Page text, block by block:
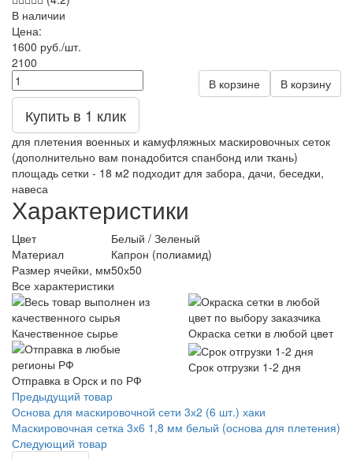
В наличии
Цена:
1600 руб./шт.
2100
В корзину
В корзине
Купить в 1 клик
для плетения военных и камуфляжных маскировочных сеток
(дополнительно вам понадобится спанбонд или ткань)
площадь сетки - 18 м2 подходит для забора, дачи, беседки,
навеса
Характеристики
Цвет
Белый / Зеленый
Материал
Капрон (полиамид)
Размер ячейки, мм50х50
Все характеристики
Качественное сырье Окраска сетки в любой цвет
Отправка в Орск и по РФ
Срок отгрузки 1-2 дня
Предыдущий товар
Основа для маскировочной сети 3х2 (6 шт.) хаки
Маскировочная сетка 3х6 1,8 мм белый (основа для плетения)
Следующий товар